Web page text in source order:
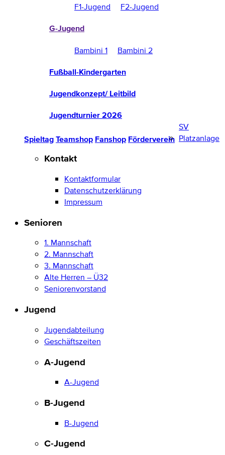
F1-Jugend F2-Jugend
G-Jugend
Bambini 1 Bambini 2
Fußball-Kindergarten
Jugendkonzept/ Leitbild
Jugendturnier 2026
Spieltag Teamshop Fanshop Förderverein
SV
Platzanlage
Kontakt
Kontaktformular
Datenschutzerklärung
Impressum
Senioren
1. Mannschaft
2. Mannschaft
3. Mannschaft
Alte Herren – Ü32
Seniorenvorstand
Jugend
Jugendabteilung
Geschäftszeiten
A-Jugend
A-Jugend
B-Jugend
B-Jugend
C-Jugend